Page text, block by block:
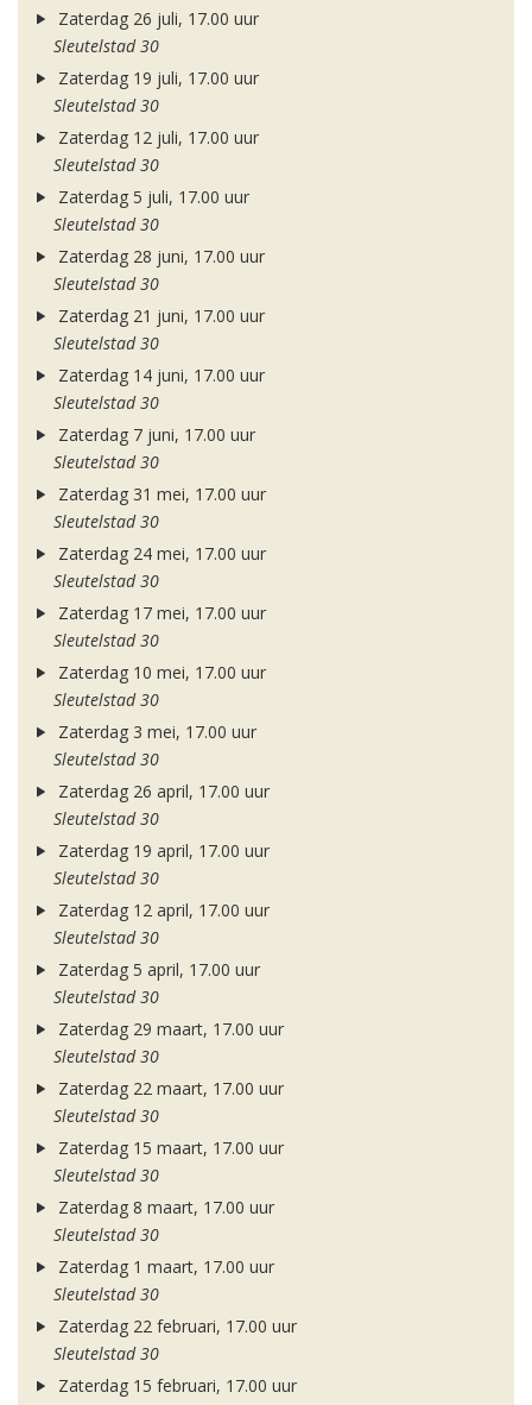
Zaterdag 26 juli, 17.00 uur
Sleutelstad 30
Zaterdag 19 juli, 17.00 uur
Sleutelstad 30
Zaterdag 12 juli, 17.00 uur
Sleutelstad 30
Zaterdag 5 juli, 17.00 uur
Sleutelstad 30
Zaterdag 28 juni, 17.00 uur
Sleutelstad 30
Zaterdag 21 juni, 17.00 uur
Sleutelstad 30
Zaterdag 14 juni, 17.00 uur
Sleutelstad 30
Zaterdag 7 juni, 17.00 uur
Sleutelstad 30
Zaterdag 31 mei, 17.00 uur
Sleutelstad 30
Zaterdag 24 mei, 17.00 uur
Sleutelstad 30
Zaterdag 17 mei, 17.00 uur
Sleutelstad 30
Zaterdag 10 mei, 17.00 uur
Sleutelstad 30
Zaterdag 3 mei, 17.00 uur
Sleutelstad 30
Zaterdag 26 april, 17.00 uur
Sleutelstad 30
Zaterdag 19 april, 17.00 uur
Sleutelstad 30
Zaterdag 12 april, 17.00 uur
Sleutelstad 30
Zaterdag 5 april, 17.00 uur
Sleutelstad 30
Zaterdag 29 maart, 17.00 uur
Sleutelstad 30
Zaterdag 22 maart, 17.00 uur
Sleutelstad 30
Zaterdag 15 maart, 17.00 uur
Sleutelstad 30
Zaterdag 8 maart, 17.00 uur
Sleutelstad 30
Zaterdag 1 maart, 17.00 uur
Sleutelstad 30
Zaterdag 22 februari, 17.00 uur
Sleutelstad 30
Zaterdag 15 februari, 17.00 uur